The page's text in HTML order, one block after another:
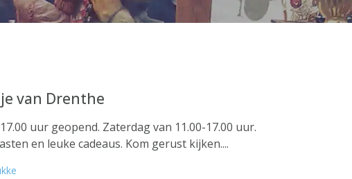
van Drenthe
uur geopend. Zaterdag van 11.00-17.00 uur.
en leuke cadeaus. Kom gerust kijken....